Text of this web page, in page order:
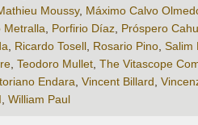
Moussy, Máximo Calvo
Metralla Porfirio Díaz Próspero
Ricardo Tosell Rosario Pino Salim
Teodoro Mullet The Vitascope
Endara Vincent Billard
William Paul